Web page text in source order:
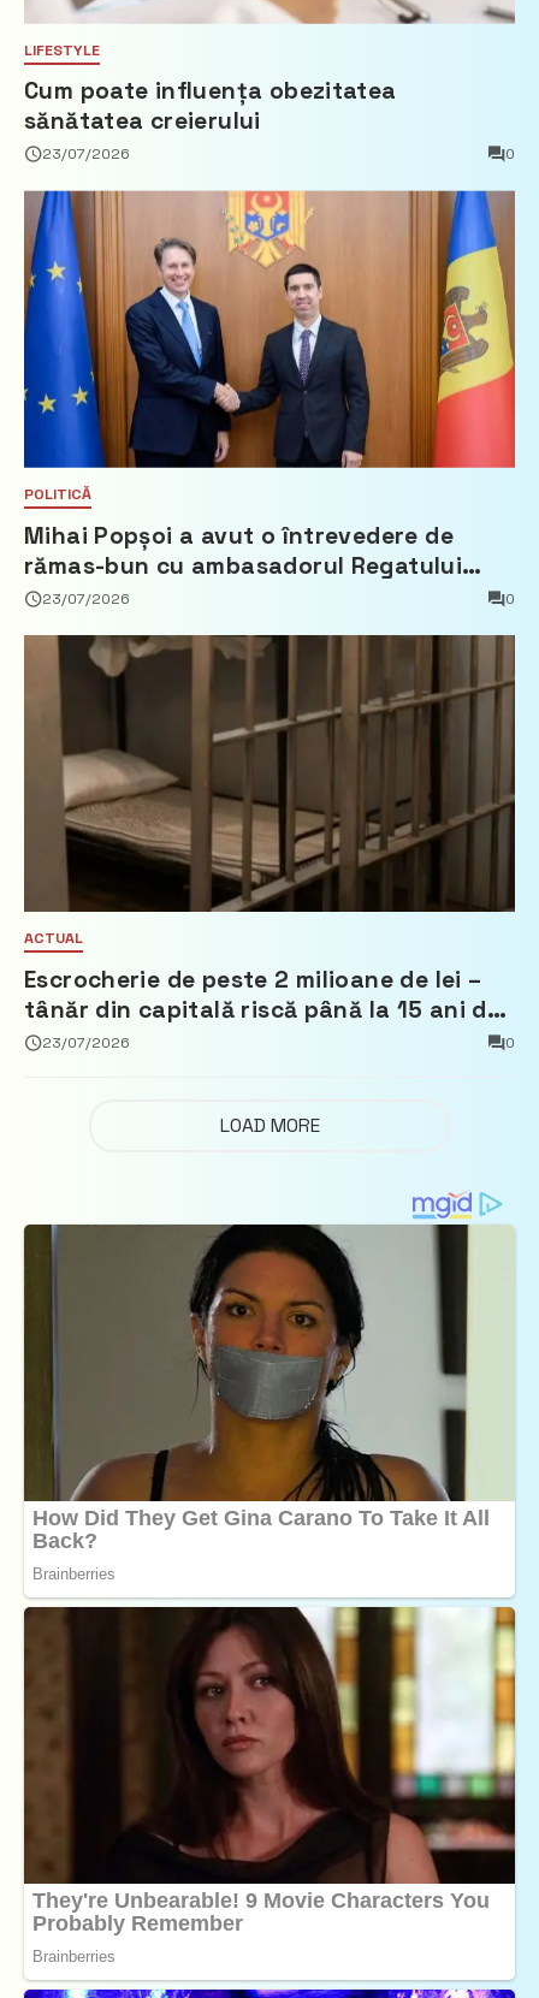
LIFESTYLE
Cum poate influența obezitatea
sănătatea creierului
23/07/2026 0
POLITICĂ
Mihai Popșoi a avut o întrevedere de
rămas-bun cu ambasadorul Regatului
Țărilor de Jos, Fred Duijn
23/07/2026 0
ACTUAL
Escrocherie de peste 2 milioane de lei –
tânăr din capitală riscă până la 15 ani de
închisoare
23/07/2026 0
LOAD MORE